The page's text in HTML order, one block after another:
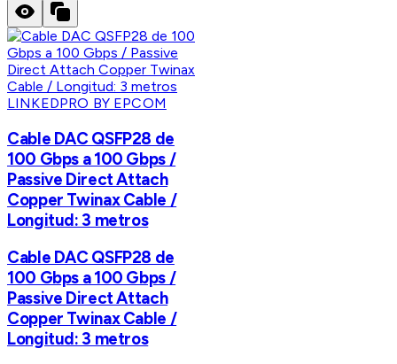
LINKEDPRO BY EPCOM
Cable DAC QSFP28 de
100 Gbps a 100 Gbps /
Passive Direct Attach
Copper Twinax Cable /
Longitud: 3 metros
Cable DAC QSFP28 de
100 Gbps a 100 Gbps /
Passive Direct Attach
Copper Twinax Cable /
Longitud: 3 metros